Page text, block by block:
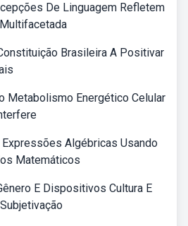
De Linguagem Refletem
Brasileira A Positivar
Metabolismo Energético Celular
Algébricas Usando
Matemáticos
E Dispositivos Cultura E